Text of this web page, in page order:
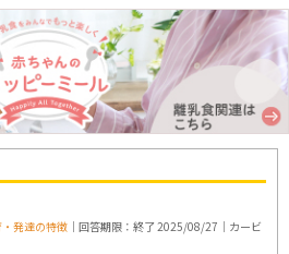
発達の特徴 ｜回答期限：終了 2025/08/27｜カービ